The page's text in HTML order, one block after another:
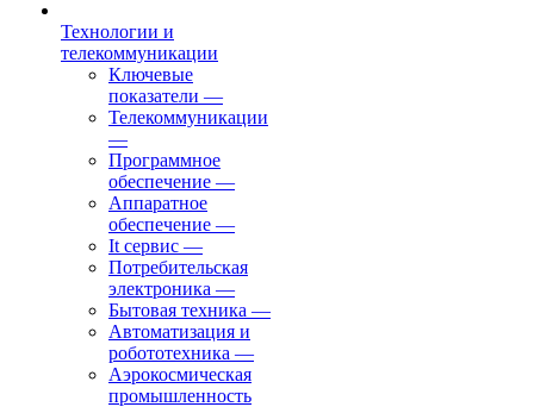
Технологии и
телекоммуникации
Ключевые
показатели —
Телекоммуникации
—
Программное
обеспечение —
Аппаратное
обеспечение —
It сервис —
Потребительская
электроника —
Бытовая техника —
Автоматизация и
робототехника —
Аэрокосмическая
промышленность